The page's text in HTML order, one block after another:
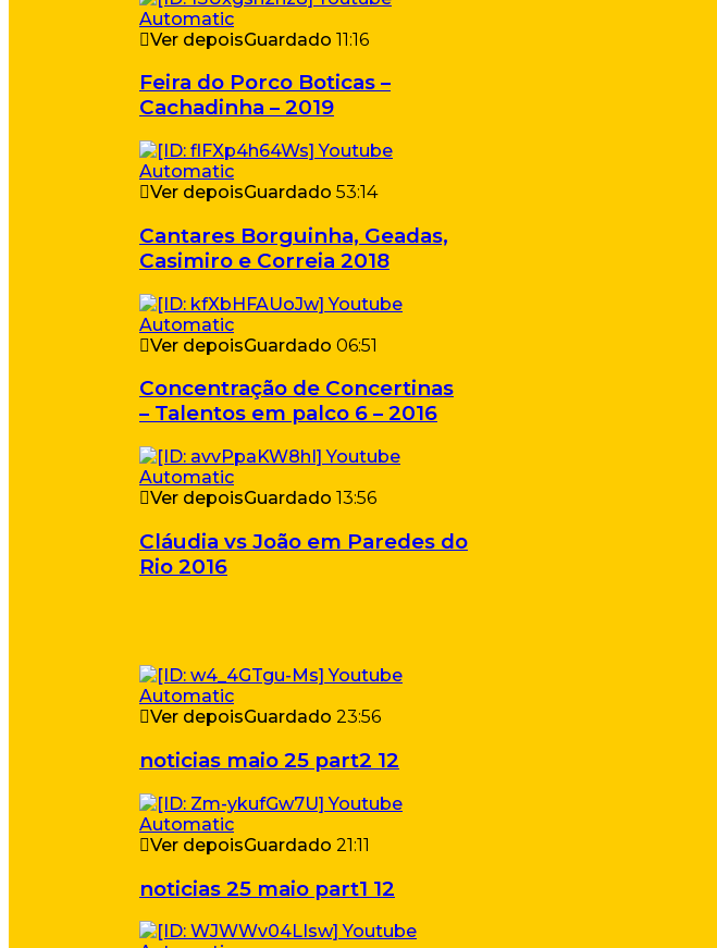
Ver depoisGuardado 11:16
Feira do Porco Boticas –
Cachadinha – 2019
Ver depoisGuardado 53:14
Cantares Borguinha, Geadas,
Casimiro e Correia 2018
Ver depoisGuardado 06:51
Concentração de Concertinas
– Talentos em palco 6 – 2016
Ver depoisGuardado 13:56
Cláudia vs João em Paredes do
Rio 2016
Ver depoisGuardado 23:56
noticias maio 25 part2 12
Ver depoisGuardado 21:11
noticias 25 maio part1 12